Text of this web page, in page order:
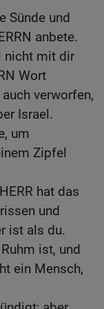
Sünde und
anbete.
nicht mit dir
Wort
verworfen,
Israel.
um
Zipfel
hat das
und
ist als du.
ist, und
ein Mensch,